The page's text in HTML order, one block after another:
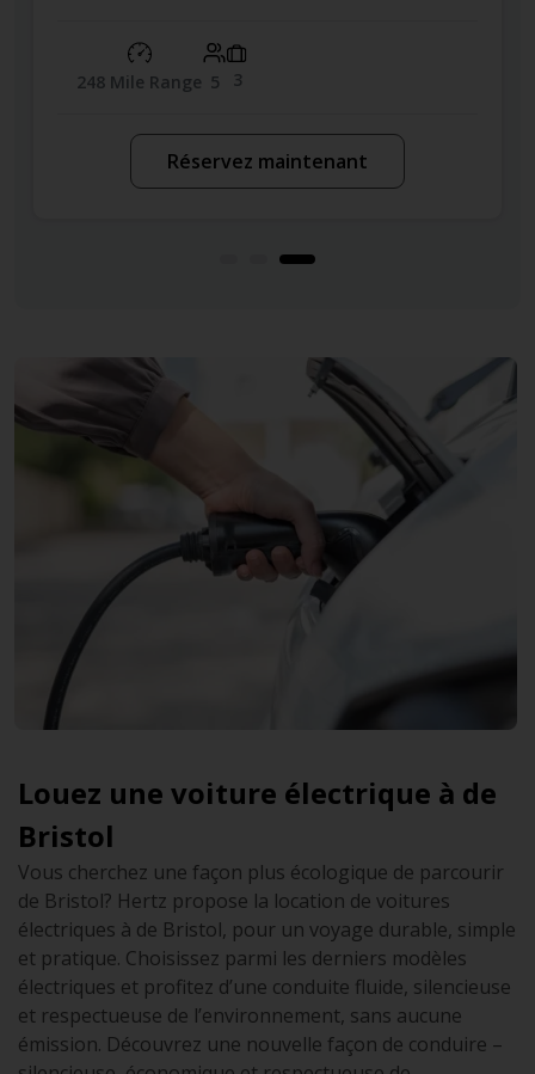
248 Mile Range 5 3
Réservez maintenant
Louez une voiture électrique à de
Bristol
Vous cherchez une façon plus écologique de parcourir
de Bristol? Hertz propose la location de voitures
électriques à de Bristol, pour un voyage durable, simple
et pratique. Choisissez parmi les derniers modèles
électriques et profitez d’une conduite fluide, silencieuse
et respectueuse de l’environnement, sans aucune
émission. Découvrez une nouvelle façon de conduire –